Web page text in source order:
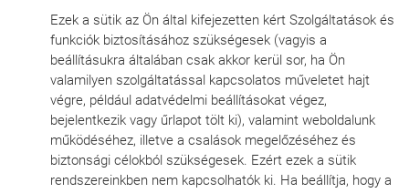
Ezek a sütik az Ön által kifejezetten kért Szolgáltatások és
funkciók biztosításához szükségesek (vagyis a
beállításukra általában csak akkor kerül sor, ha Ön
valamilyen szolgáltatással kapcsolatos műveletet hajt
végre, például adatvédelmi beállításokat végez,
bejelentkezik vagy űrlapot tölt ki), valamint weboldalunk
működéséhez, illetve a csalások megelőzéséhez és
biztonsági célokból szükségesek. Ezért ezek a sütik
rendszereinkben nem kapcsolhatók ki. Ha beállítja, hogy a